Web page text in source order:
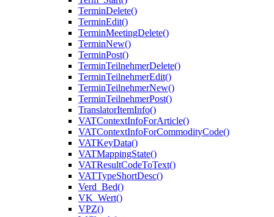
TerminDelete()
TerminEdit()
TerminMeetingDelete()
TerminNew()
TerminPost()
TerminTeilnehmerDelete()
TerminTeilnehmerEdit()
TerminTeilnehmerNew()
TerminTeilnehmerPost()
TranslatorItemInfo()
VATContextInfoForArticle()
VATContextInfoForCommodityCode()
VATKeyData()
VATMappingState()
VATResultCodeToText()
VATTypeShortDesc()
Verd_Bed()
VK_Wert()
VPZ()